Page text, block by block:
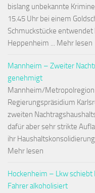
bislang unbekannte
15.45 Uhr bei einem
Schmuckstücke entwendet
Heppenheim ... Mehr lesen
Mannheim – Zweiter
genehmigt
Mannheim/Metropolregion
Regierungspräsidium
zweiten
dafür aber sehr strikte
ihr
Mehr lesen
Hockenheim – Lkw
Fahrer alkoholisiert